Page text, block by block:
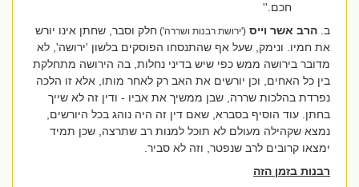
חכם.''
ב.הרב אשר וייס ('ירושת רבנות ושררה')חלק וסבר, שחתן אינו יורש
את חמיו. ונימק, שעל אף שהתנסחו הפוסקים בלשון 'ירושה', לא
מדובר בירושה ממש כפי שיש בדיני נחלות, בה הירושה מתחלקת
בין כל האחים, וכן יורשים את האב רק לאחר מותו, אלא זו הלכה
נפרדת בהלכות שררה, שבן ממשיך את אביו - ודין זה לא שייך
בחתן. עוד הוסיף בסברא, שאם דין זה היה נוהג בכל היורשים,
נמצא שקהילה מעולם לא תוכל למנות רב שתרצה, שכן תמיד
ימצאו קרובים לרב שנפטר, וזה לא סביר.
רבנות בזמן הזה